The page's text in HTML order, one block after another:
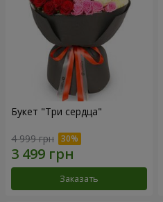
Букет "Три сердца"
4 999 грн
Заказать